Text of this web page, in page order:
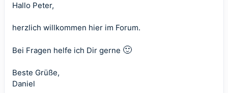
Hallo Peter,
herzlich willkommen hier im Forum.
Bei Fragen helfe ich Dir gerne 🙂
Beste Grüße,
Daniel